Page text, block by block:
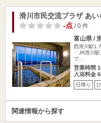
滑川市民交流プラザ あい
-点/ 0 件
富山県 /
西滑川駅
・JR滑川
で…
営業時間
入浴料金
日帰り
関連情報から探す